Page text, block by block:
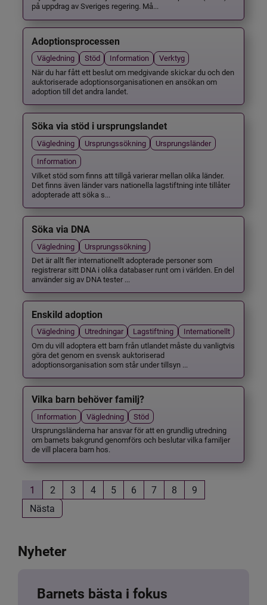
på uppdrag av Sveriges regering. Må...
Adoptionsprocessen
Vägledning Stöd Information
Verktyg
När du har fått ett beslut om medgivande skickar du och den
auktoriserade adoptionsorganisationen en ansökan om
adoption till det andra landet.
Söka via stöd i ursprungslandet
Vägledning Ursprungssökning
Ursprungsländer
Information
Vilket stöd som finns att tillgå varierar mellan olika länder.
Det finns även länder vars nationella lagstiftning inte tillåter
adopterade att söka s...
Söka via DNA
Vägledning
Ursprungssökning
Det är allt fler internationellt adopterade personer som
registrerar sitt DNA i olika databaser runt om i världen. En del
använder sig av DNA tester ...
Enskild adoption
Vägledning Utredningar Lagstiftning
Internationellt
Om du vill adoptera ett barn från utlandet måste du vanligtvis
göra det genom en svensk auktoriserad
adoptionsorganisation som står under tillsyn ...
Vilka barn behöver familj?
Information Vägledning
Stöd
Ursprungsländerna har ansvar för att en grundlig utredning
om barnets bakgrund genomförs och beslutar vilka familjer
de vill placera barn hos.
1 2 3 4 5 6 7 8
9
Nästa
Nyheter
Barnets bästa i fokus